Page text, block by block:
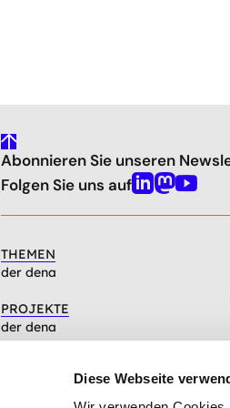
Diese Webseite
gehe
nach
oben
Abonnieren Sie unseren
Folgen Sie uns aufLinkedin
Mastodon
Youtube
THEMEN
der dena
PROJEKTE
der dena
Artikel, Events, Presse